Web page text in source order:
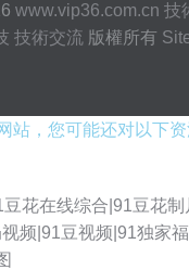
www.vip36.com.cn 技
技術交流版權所有
站，您可能还对以下
花在线综合|91豆花
频|91豆视频|91独家